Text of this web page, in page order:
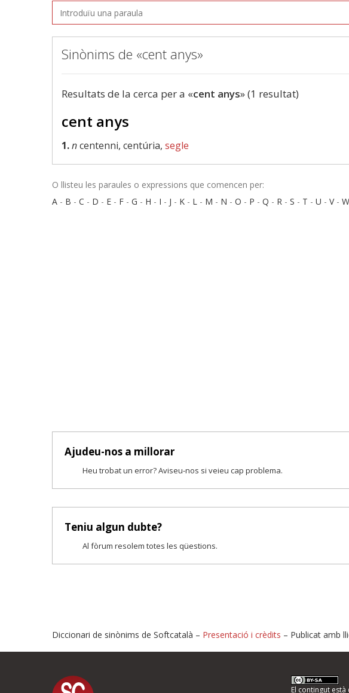
Sinònims de «cent anys»
Resultats de la cerca per a «cent anys» (1 resultat)
cent anys
1.ncentenni, centúria, segle
O llisteu les paraules o expressions que comencen per:
A - B - C - D - E - F - G - H - I - J - K - L - M - N - O - P - Q - R - S - T - U - V- W
Ajudeu-nos a millorar
Heu trobat un error? Aviseu-nos si veieu cap problema.
Teniu algun dubte?
Al fòrum resolem totes les qüestions.
Proposeu-nos millores o
Diccionari de sinònims de Softcatalà – Presentació i crèdits – Publicat amb
El contingut